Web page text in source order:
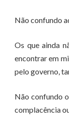
Não confundo
Os que ainda
encontrar em
pelo governo,
Não confundo
complacência